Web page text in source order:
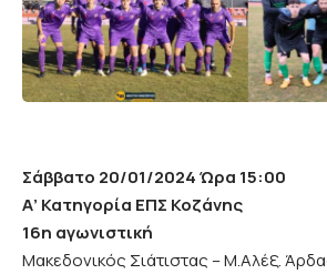
Σάββατο 20/01/2024 Ώρα 15:00
Α’ Κατηγορία ΕΠΣ Κοζάνης
16η αγωνιστική
Μακεδονικός Σιάτιστας – Μ.Αλέξ.